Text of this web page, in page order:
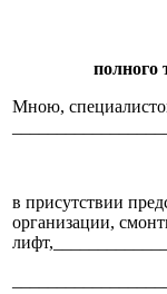
полного
Мною,
в присутствии
организации,